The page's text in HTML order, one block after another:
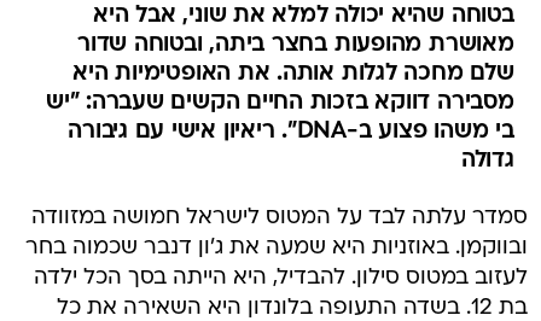
בטוחה שהיא יכולה למלא את שוני, אבל היא
מאושרת מהופעות בחצר ביתה, ובטוחה שדור
שלם מחכה לגלות אותה. את האופטימיות היא
מסבירה דווקא בזכות החיים הקשים שעברה: "יש
בי משהו פצוע ב-DNA". ריאיון אישי עם גיבורה
גדולה
סמדר עלתה לבד על המטוס לישראל חמושה במזוודה
ובווקמן. באוזניות היא שמעה את ג'ון דנבר שכמוה בחר
לעזוב במטוס סילון. להבדיל, היא הייתה בסך הכל ילדה
בת 12. בשדה התעופה בלונדון היא השאירה את כל